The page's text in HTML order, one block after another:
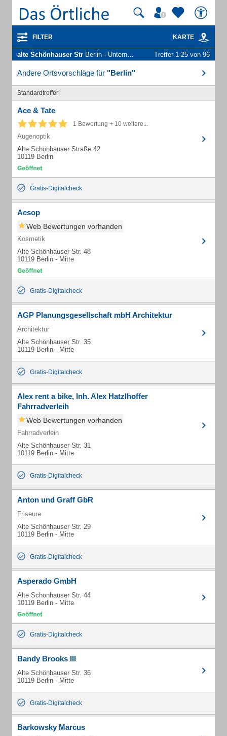
FILTER KARTE
alte Schönhauser Str Berlin - Unternehmen und Personen Treffer 1-25 von 96
Andere Ortsvorschläge für "Berlin"
Standardtreffer
Ace & Tate
1 Bewertung + 10 weitere...
Augenoptik
Alte Schönhauser Straße 42
10119 Berlin
Gratis-Digitalcheck
Aesop
Web Bewertungen vorhanden
Kosmetik
Alte Schönhauser Str. 48
10119 Berlin - Mitte
Gratis-Digitalcheck
AGP Planungsgesellschaft mbH Architektur
Architektur
Alte Schönhauser Str. 35
10119 Berlin - Mitte
Gratis-Digitalcheck
Alex rent a bike, Inh. Alex Hatzlhoffer
Fahrradverleih
Web Bewertungen vorhanden
Fahrradverleih
Alte Schönhauser Str. 31
10119 Berlin - Mitte
Gratis-Digitalcheck
Anton und Graff GbR
Friseure
Alte Schönhauser Str. 29
10119 Berlin - Mitte
Gratis-Digitalcheck
Asperado GmbH
Alte Schönhauser Str. 44
10119 Berlin - Mitte
Gratis-Digitalcheck
Bandy Brooks III
Alte Schönhauser Str. 36
10119 Berlin - Mitte
Gratis-Digitalcheck
Barkowsky Marcus